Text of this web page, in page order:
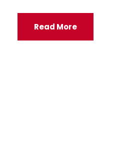
Read More